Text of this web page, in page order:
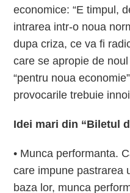
economice: “E timpul,
intrarea intr-o noua
dupa criza, ce va fi
care se apropie de
“pentru noua
provocarile trebuie
Idei mari din “Biletul
• Munca performanta.
care impune pastrarea
baza lor, munca